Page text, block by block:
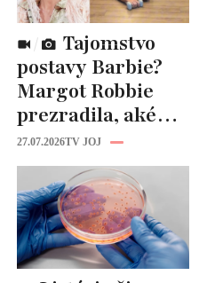
postavy Barbie?
Margot Robbie
prezradila, aké
cviky jej pomohli
spevniť celé telo
27.07.2026TV JOJ